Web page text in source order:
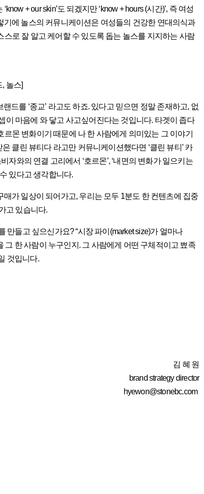
+ our skin’도 되겠지만 ‘know + hours (시간)’, 즉 여성
에 놀스의 커뮤니케이션은 여성들의 건강한 연대의식과
로 잘 알고 케어할 수 있도록 돕는 놀스를 지지하는 사람
놀스]
드를 ‘종교’ 라고도 하죠. 있다고 믿으면 정말 존재하고, 없
이 마음에 와 닿고 사고싶어진다는 것입니다. 타겟이 좁다
몬 변화이기 때문에 나 한 사람에게 의미있는 그 이야기
클린 뷰티다 라고만 커뮤니케이션했다면 ‘클린 뷰티’ 카
와의 연결 고리에서 ‘호르몬’, ‘내면의 변화가 일으키는
있다고 생각합니다.
가 일상이 되어가고, 우리는 모두 1분도 한 컨텐츠에 집중
고 있습니다.
들고 싶으신가요? “시장 파이(market size)가 얼마나
그 한 사람이 누구인지. 그 사람에게 어떤 구체적이고 뾰족
것입니다.
김 혜 원
brand strategy director
hyewon@stonebc.com